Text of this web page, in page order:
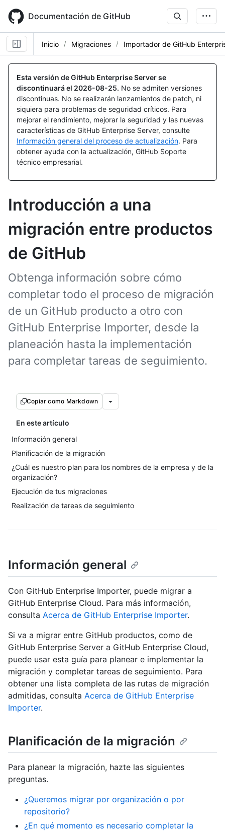
main
content
Documentación de GitHub
Inicio Migraciones Importador de GitHub
Esta versión de GitHub Enterprise Server se
discontinuará el 2026-08-25. No se admiten versiones
discontinuas. No se realizarán lanzamientos de patch, ni
siquiera para problemas de seguridad críticos. Para
mejorar el rendimiento, mejorar la seguridad y las nuevas
características de GitHub Enterprise Server, consulte
Información general del proceso de actualización. Para
obtener ayuda con la actualización, GitHub Soporte
técnico empresarial.
Introducción a una
migración entre productos
de GitHub
Obtenga información sobre cómo
completar todo el proceso de migración
de un GitHub producto a otro con
GitHub Enterprise Importer, desde la
planeación hasta la implementación
para completar tareas de seguimiento.
Copiar como Markdown
En este artículo
Información general
Planificación de la migración
¿Cuál es nuestro plan para los nombres de la empresa y de la
organización?
Ejecución de tus migraciones
Realización de tareas de seguimiento
Información general
Con GitHub Enterprise Importer, puede migrar a
GitHub Enterprise Cloud. Para más información,
consulta Acerca de GitHub Enterprise Importer.
Si va a migrar entre GitHub productos, como de
GitHub Enterprise Server a GitHub Enterprise Cloud,
puede usar esta guía para planear e implementar la
migración y completar tareas de seguimiento. Para
obtener una lista completa de las rutas de migración
admitidas, consulta Acerca de GitHub Enterprise
Importer.
Planificación de la migración
Para planear la migración, hazte las siguientes
preguntas.
¿Queremos migrar por organización o por
repositorio?
¿En qué momento es necesario completar la